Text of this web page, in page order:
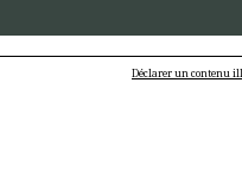
Déclarer un contenu